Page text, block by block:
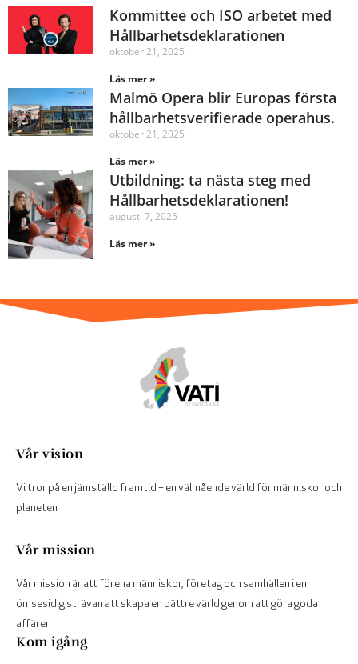
Kommittee och ISO arbetet med
Hållbarhetsdeklarationen
oktober 21, 2025
Läs mer »
Malmö Opera blir Europas första
hållbarhetsverifierade operahus.
oktober 21, 2025
Läs mer »
Utbildning: ta nästa steg med
Hållbarhetsdeklarationen!
augusti 7, 2025
Läs mer »
Vår vision
Vi tror på en jämställd framtid – en välmående värld för människor och
planeten
Vår mission
Vår mission är att förena människor, företag och samhällen i en
ömsesidig strävan att skapa en bättre värld genom att göra goda
affärer
Kom igång